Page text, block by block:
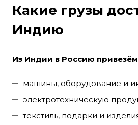
Какие грузы
Индию
Из Индии в Россию
машины, оборудование и
электротехническую
текстиль, подарки и